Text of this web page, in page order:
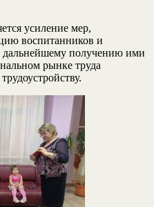
усиление мер,
воспитанников и
получению ими
рынке труда